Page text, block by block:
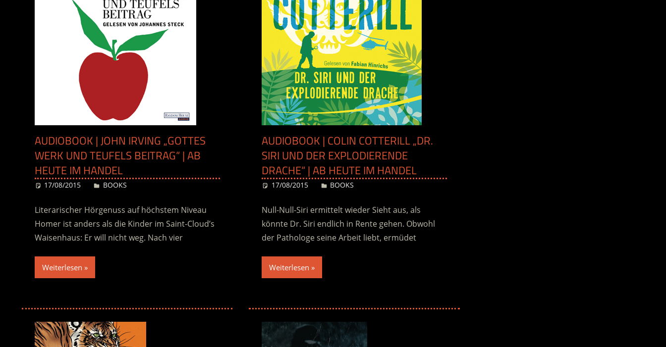
AUDIOBOOK | JOHN IRVING „GOTTES
WERK UND TEUFELS BEITRAG“ | AB
HEUTE IM HANDEL
17/08/2015 Desiree
BOOKS
Literarischer Hörgenuss auf höchstem Niveau
Homer ist anders als die Kinder im Saint-Cloud’s
Waisenhaus: Er will nicht weg. Nach vier
Weiterlesen
AUDIOBOOK | COLIN COTTERILL „DR.
SIRI UND DER EXPLODIERENDE
DRACHE“ | AB HEUTE IM HANDEL
17/08/2015 Desiree
BOOKS
Null-Null-Siri ermittelt wieder Sieht aus, als
könnte Dr. Siri endlich in Rente gehen. Obwohl
der Pathologe seine Arbeit liebt, ermüdet
Weiterlesen